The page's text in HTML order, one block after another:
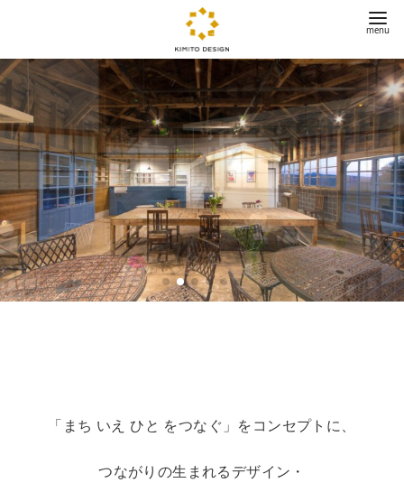
テ
ン
ツ
へ
移
「まち いえ ひと をつなぐ」をコンセプトに、
つながりの生まれるデザイン・